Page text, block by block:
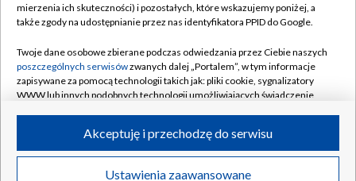
Emisja w TVP
Ogłoszenia przetargowe
Akademia Telewizyjna
Centrum informacji TVP
System NOS
©2026 Telewizja Polska Spółka Akcyjna w likwidacji
mierzenia ich skuteczności) i pozostałych, które wskazujemy poniżej, a
także zgody na udostępnianie przez nas identyfikatora PPID do Google.
Twoje dane osobowe zbierane podczas odwiedzania przez Ciebie naszych
poszczególnych serwisówzwanych dalej „Portalem”, w tym informacje
zapisywane za pomocą technologii takich jak: pliki cookie, sygnalizatory
WWW lub innych podobnych technologii umożliwiających świadczenie
ruchu w Internecie.
Twoje dane osobowe zbierane podczas odwiedzania przez Ciebie
Ustawienia zaawansowane
Akceptuję i przechodzę do serwisu